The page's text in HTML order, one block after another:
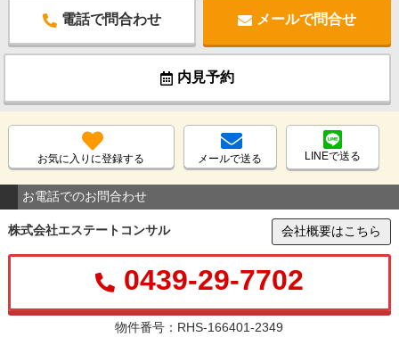
電話で問合わせ メールで問合せ
内見予約
お気に入りに登録する メールで送る LINEで送る
お電話でのお問合わせ
株式会社エステートコンサル 会社概要はこちら
0439-29-7702
物件番号：RHS-166401-2349